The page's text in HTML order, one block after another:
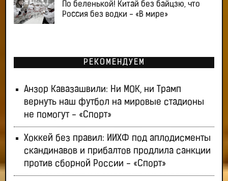
По беленькой! Китай без байцзю, что
Россия без водки - «В мире»
РЕКОМЕНДУЕМ
Анзор Кавазашвили: Ни МОК, ни Трамп
вернуть наш футбол на мировые стадионы
не помогут - «Спорт»
Хоккей без правил: ИИХФ под аплодисменты
скандинавов и прибалтов продлила санкции
против сборной России - «Спорт»